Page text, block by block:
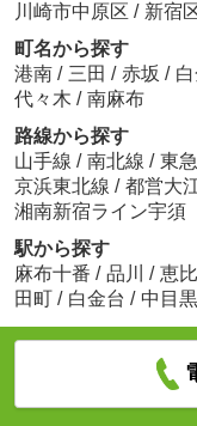
川崎市中原区 / 新宿
町名から探す
港南 / 三田 / 赤坂 /
代々木 / 南麻布
路線から探す
山手線 / 南北線 / 東
京浜東北線 / 都営大
湘南新宿ライン宇須
駅から探す
麻布十番 / 品川 / 恵
田町 / 白金台 / 中目黒